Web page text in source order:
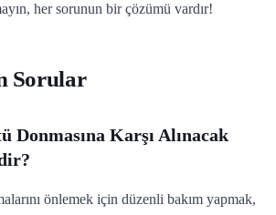
her sorunun bir çözümü vardır!
Sorular
Donmasına Karşı Alınacak
önlemek için düzenli bakım yapmak,